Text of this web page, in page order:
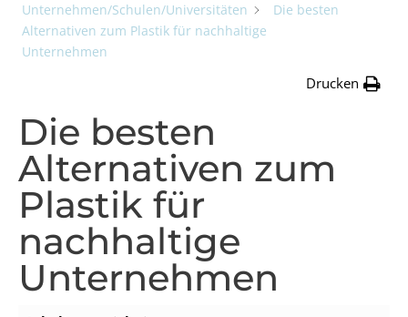
Unternehmen/Schulen/Universitäten
Die besten
Alternativen zum Plastik für nachhaltige
Unternehmen
Drucken
Die besten
Alternativen zum
Plastik für
nachhaltige
Unternehmen